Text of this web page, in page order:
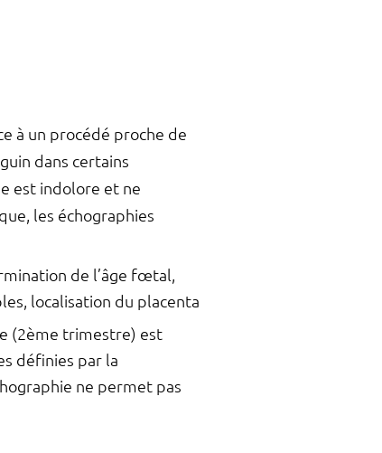
à un procédé proche de
dans certains
est indolore et ne
les échographies
de l’âge fœtal,
localisation du placenta
(2ème trimestre) est
définies par la
ne permet pas